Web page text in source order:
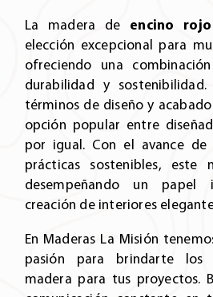
La madera de encino rojo
elección excepcional para
ofreciendo una
durabilidad y
términos de diseño y
opción popular entre
por igual. Con el avance
prácticas sostenibles, este
desempeñando un
creación de interiores
En Maderas La Misión
pasión para brindarte
madera para tus proyectos.